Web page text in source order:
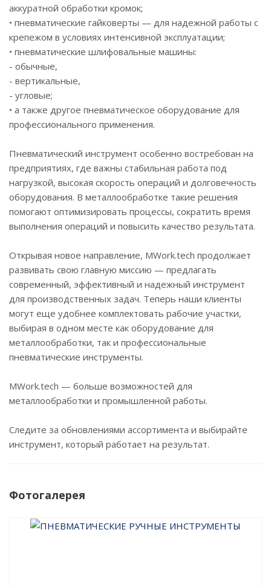
аккуратной обработки кромок;
• пневматические гайковерты — для надежной работы с
крепежом в условиях интенсивной эксплуатации;
• пневматические шлифовальные машины:
- обычные,
- вертикальные,
- угловые;
• а также другое пневматическое оборудование для
профессионального применения.
Пневматический инструмент особенно востребован на
предприятиях, где важны стабильная работа под
нагрузкой, высокая скорость операций и долговечность
оборудования. В металлообработке такие решения
помогают оптимизировать процессы, сократить время
выполнения операций и повысить качество результата.
Открывая новое направление, MWork.tech продолжает
развивать свою главную миссию — предлагать
современный, эффективный и надежный инструмент
для производственных задач. Теперь наши клиенты
могут еще удобнее комплектовать рабочие участки,
выбирая в одном месте как оборудование для
металлообработки, так и профессиональные
пневматические инструменты.
MWork.tech — больше возможностей для
металлообработки и промышленной работы.
Следите за обновлениями ассортимента и выбирайте
инструмент, который работает на результат.
Фотогалерея